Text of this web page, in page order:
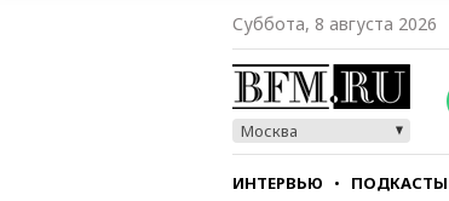
Суббота, 8 августа 2026
Москва
ИНТЕРВЬЮ ПОДКАСТЫ